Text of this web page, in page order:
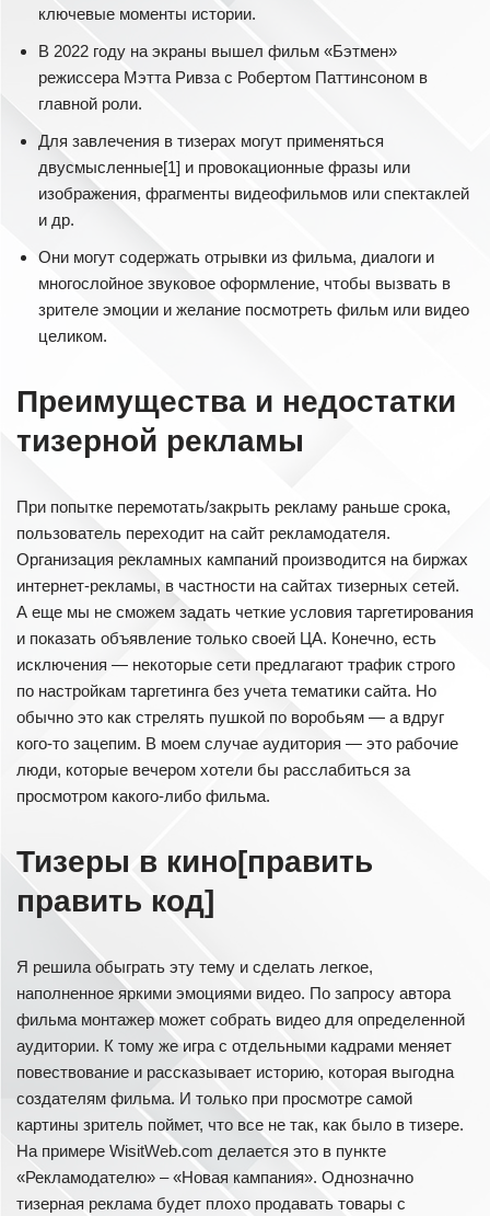
ключевые моменты истории.
В 2022 году на экраны вышел фильм «Бэтмен»
режиссера Мэтта Ривза с Робертом Паттинсоном в
главной роли.
Для завлечения в тизерах могут применяться
двусмысленные[1] и провокационные фразы или
изображения, фрагменты видеофильмов или спектаклей
и др.
Они могут содержать отрывки из фильма, диалоги и
многослойное звуковое оформление, чтобы вызвать в
зрителе эмоции и желание посмотреть фильм или видео
целиком.
Преимущества и недостатки
тизерной рекламы
При попытке перемотать/закрыть рекламу раньше срока,
пользователь переходит на сайт рекламодателя.
Организация рекламных кампаний производится на биржах
интернет-рекламы, в частности на сайтах тизерных сетей.
А еще мы не сможем задать четкие условия таргетирования
и показать объявление только своей ЦА. Конечно, есть
исключения — некоторые сети предлагают трафик строго
по настройкам таргетинга без учета тематики сайта. Но
обычно это как стрелять пушкой по воробьям — а вдруг
кого-то зацепим. В моем случае аудитория — это рабочие
люди, которые вечером хотели бы расслабиться за
просмотром какого-либо фильма.
Тизеры в кино[править
править код]
Я решила обыграть эту тему и сделать легкое,
наполненное яркими эмоциями видео. По запросу автора
фильма монтажер может собрать видео для определенной
аудитории. К тому же игра с отдельными кадрами меняет
повествование и рассказывает историю, которая выгодна
создателям фильма. И только при просмотре самой
картины зритель поймет, что все не так, как было в тизере.
На примере WisitWeb.com делается это в пункте
«Рекламодателю» – «Новая кампания». Однозначно
тизерная реклама будет плохо продавать товары с